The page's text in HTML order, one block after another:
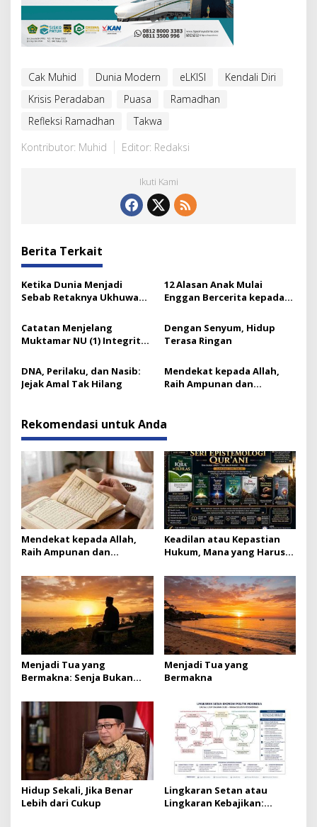
Cak Muhid Dunia Modern eLKISI
Kendali Diri
Krisis Peradaban
Puasa
Ramadhan
Refleksi Ramadhan
Takwa
Kontributor: Muhid
Editor: Redaksi
Ikuti Kami
Berita Terkait
Ketika Dunia Menjadi
Sebab Retaknya Ukhuwah
12 Alasan Anak Mulai
Enggan Bercerita kepada
Catatan Menjelang
Muktamar NU (1) Integritas
Ipul
Dengan Senyum, Hidup
Terasa Ringan
DNA, Perilaku, dan Nasib:
Jejak Amal Tak Hilang
Mendekat kepada Allah,
Raih Ampunan dan
Rekomendasi untuk Anda
Mendekat kepada Allah,
Raih Ampunan dan
Keadilan atau Kepastian
Hukum, Mana yang Harus
Menjadi Tua yang
Bermakna: Senja Bukan
Menjadi Tua yang
Bermakna
Hidup Sekali, Jika Benar
Lebih dari Cukup
Lingkaran Setan atau
Lingkaran Kebajikan: